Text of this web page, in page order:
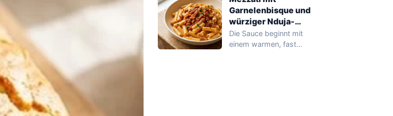
Garnelenbisque und
würziger Nduja-
Alternative
Die Sauce beginnt mit
einem warmen, fast